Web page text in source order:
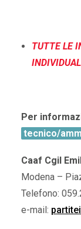
TUTTE LE
Per
tecnico/
Caaf Cgil
Modena –
Telefono:
e-mail: